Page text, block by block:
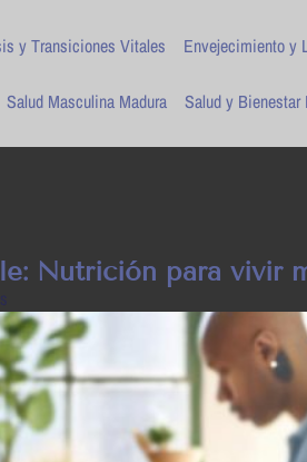
y Transiciones Vitales Envejecimiento y
Salud Masculina Madura Salud y
Nutrición para vivir